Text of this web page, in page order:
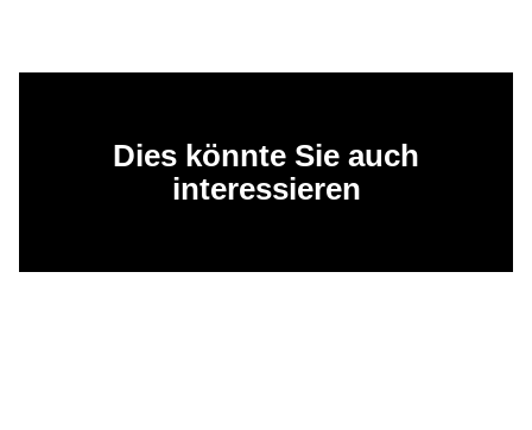
Dies könnte Sie auch
interessieren